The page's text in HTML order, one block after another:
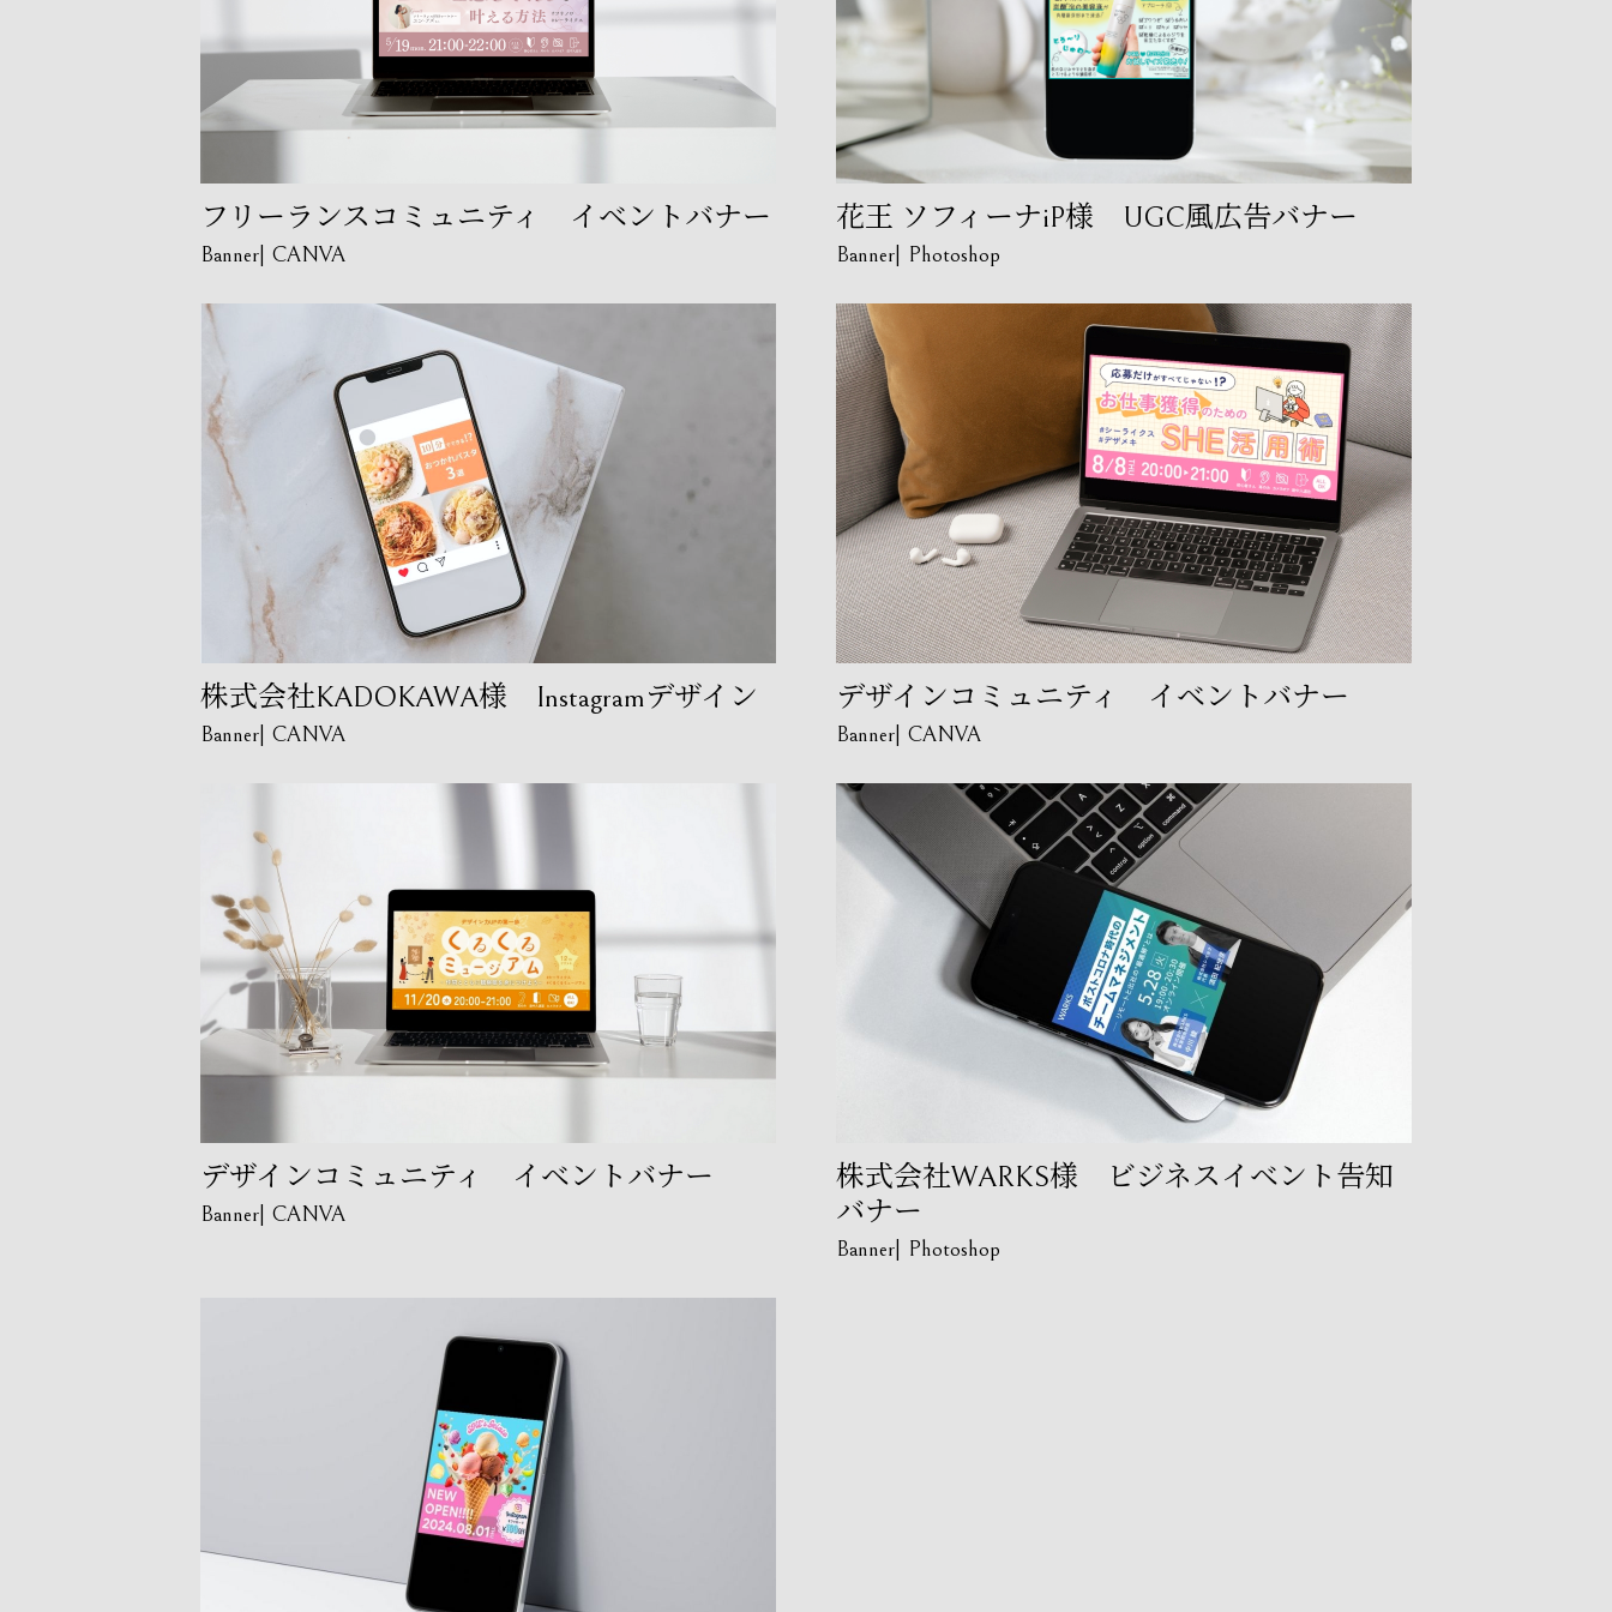
フリーランスコミュニティ イベントバナー
Banner CANVA
花王 ソフィーナiP様 UGC風広告バナー
Banner Photoshop
株式会社KADOKAWA様 Instagramデザイン
Banner CANVA
デザインコミュニティ イベントバナー
Banner CANVA
デザインコミュニティ イベントバナー
Banner CANVA
株式会社WARKS様 ビジネスイベント告知
バナー
Banner Photoshop